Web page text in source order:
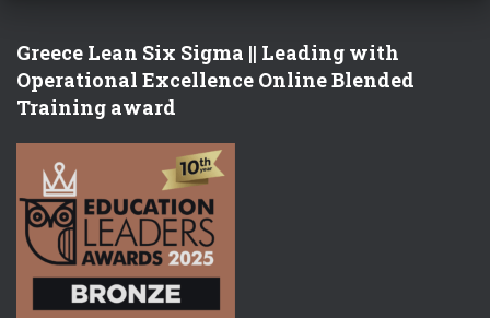
Greece Lean Six Sigma || Leading with
Operational Excellence Online Blended
Training award